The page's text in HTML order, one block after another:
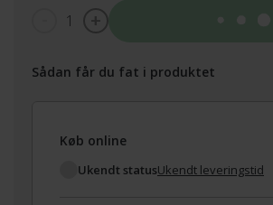
1
Sådan får du fat i produktet
Køb online
Ukendt statusUkendt leveringstid